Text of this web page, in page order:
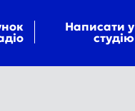
Написати у
студію